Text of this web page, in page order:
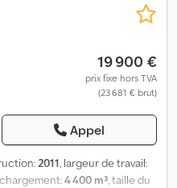
19 900 €
prix fixe hors TVA
(23 681 € brut)
Appel
2011, largeur de travail:
4 400 m³ , taille du